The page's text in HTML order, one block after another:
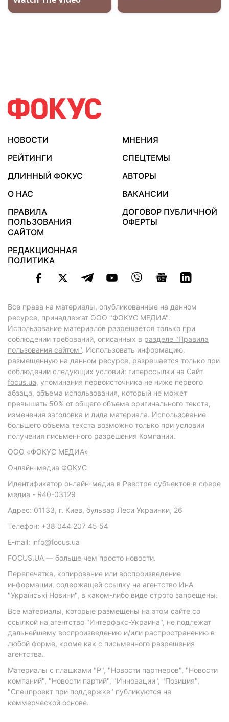
НОВОСТИ
МНЕНИЯ
РЕЙТИНГИ
СПЕЦТЕМЫ
ДЛИННЫЙ ФОКУС
АВТОРЫ
О НАС
ВАКАНСИИ
ПРАВИЛА
ПОЛЬЗОВАНИЯ
САЙТОМ
ДОГОВОР ПУБЛИЧНОЙ
ОФЕРТЫ
РЕДАКЦИОННАЯ
ПОЛИТИКА
Все права на материалы, опубликованные на данном
ресурсе, принадлежат ООО "ФОКУС МЕДИА".
Использование материалов разрешается только при
соблюдении требований, описанных в разделе "Правила
пользования сайтом". Использовать информацию,
размещенную на данном ресурсе, разрешается только при
соблюдении следующих условий: гиперссылки на Сайт
focus.ua, упоминания первоисточника не ниже первого
абзаца, объема использования, который не может
превышать 50% от общего объема оригинального текста,
изменения заголовка и лида материала. Использование
большего объема текста возможно только при условии
получения письменного разрешения Компании.
ООО «ФОКУС МЕДИА»
Онлайн-медиа ФОКУС
Идентификатор онлайн-медиа в Реестре субъектов в сфере
медиа - R40-03129
Адрес: 01133, г. Киев, бульвар Леси Украинки, 26
Телефон: +38 044 207 45 54
E-mail: info@focus.ua
FOCUS.UA — больше чем просто новости.
Перепечатка, копирование или воспроизведение
информации, содержащей ссылку на агентство ИнА
"Українські Новини", в каком-либо виде строго запрещены.
Все материалы, которые размещены на этом сайте со
ссылкой на агентство "Интерфакс-Украина", не подлежат
дальнейшему воспроизведению и/или распространению в
любой форме, кроме как с письменного разрешения
агентства.
Материалы с плашками "Р", "Новости партнеров", "Новости
компаний", "Новости партий", "Инновации", "Позиция",
"Спецпроект при поддержке" публикуются на
коммерческой основе.